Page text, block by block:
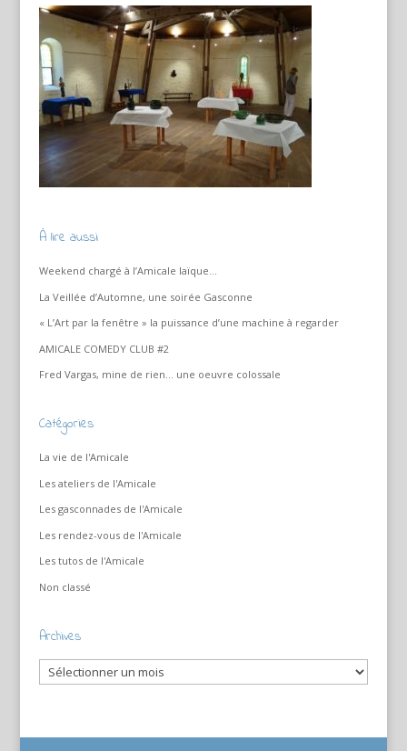
À lire aussi
Weekend chargé à l’Amicale laïque…
La Veillée d’Automne, une soirée Gasconne
« L’Art par la fenêtre » la puissance d’une machine à regarder
AMICALE COMEDY CLUB #2
Fred Vargas, mine de rien… une oeuvre colossale
Catégories
La vie de l'Amicale
Les ateliers de l'Amicale
Les gasconnades de l'Amicale
Les rendez-vous de l'Amicale
Les tutos de l'Amicale
Non classé
Archives
Archives